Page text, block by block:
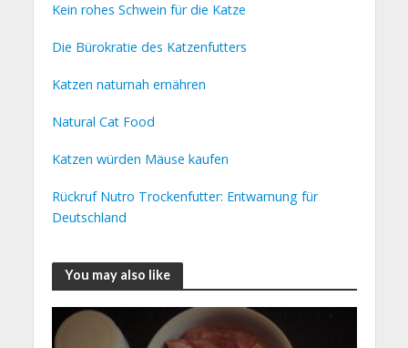
Kein rohes Schwein für die Katze
Die Bürokratie des Katzenfutters
Katzen naturnah ernähren
Natural Cat Food
Katzen würden Mäuse kaufen
Rückruf Nutro Trockenfutter: Entwarnung für
Deutschland
You may also like